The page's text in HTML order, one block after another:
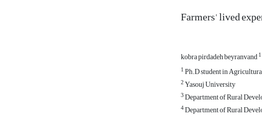
Farmers' lived
kobra pirdadeh beyranvand1
1Ph.D student in
2Yasouj University
3Department of Rural
4Department of Rural